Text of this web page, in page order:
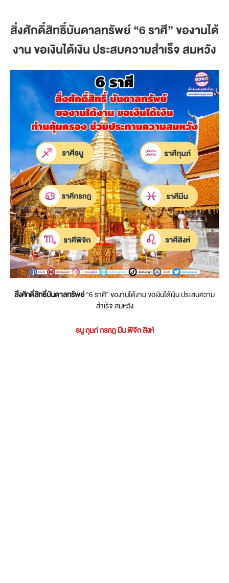
สิ่งศักดิ์สิทธิ์บันดาลทรัพย์“6 ราศี” ของานได้
งาน ขอเงินได้เงิน ประสบความสำเร็จ สมหวัง
สิ่งศักดิ์สิทธิ์บันดาลทรัพย์“6 ราศี” ของานได้งาน ขอเงินได้เงิน ประสบความ
สำเร็จ สมหวัง
ธนู กุมภ์ กรกฎ มีน พิจิก สิงห์